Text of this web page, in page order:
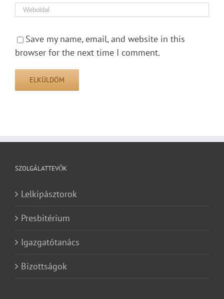
Save my name, email, and website in this
browser for the next time I comment.
SZOLGÁLATTEVŐK
Lelkipásztorok
Presbitérium
Igazgatótanács
Bizottságok